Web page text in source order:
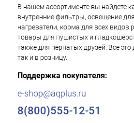
В нашем ассортименте вы найдете
внутренние фильтры, освещение
нагреватели, корма для всех видов
товары для пушистых и
также для пернатых друзей. Все это
так и в розницу.
Поддержка покупателя:
e-shop@aqplus.ru
8(800)555-12-51